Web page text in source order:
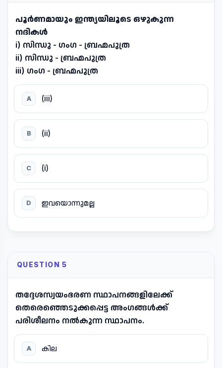
പൂർണമായും ഇന്ത്യയിലൂടെ ഒഴുകുന്ന
നദികൾ
i) സിന്ധു - ഗംഗ - ബ്രഹ്മപുത്ര
ii) സിന്ധു - ബ്രഹ്മപുത്ര
iii) ഗംഗ - ബ്രഹ്മപുത്ര
A (iii)
B (ii)
C (i)
D ഇവയൊന്നുമല്ല
QUESTION 5
തദ്ദേശസ്വയംഭരണ സ്ഥാപനങ്ങളിലേക്ക്
തെരെഞ്ഞെടുക്കപ്പെട്ട അംഗങ്ങൾക്ക്
പരിശീലനം നൽകുന്ന സ്ഥാപനം.
A കില